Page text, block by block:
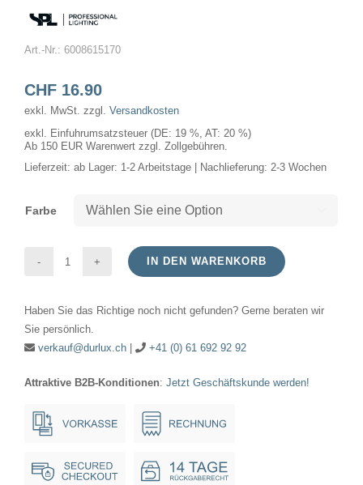
Art.-Nr.: 6008615170
CHF16.90
exkl. MwSt. zzgl. Versandkosten
exkl. Einfuhrumsatzsteuer (DE: 19 %, AT: 20 %)
Ab 150 EUR Warenwert zzgl. Zollgebühren.
Lieferzeit: ab Lager: 1-2 Arbeitstage | Nachlieferung: 2-3 Wochen
Farbe
Lamp
metal
set
2pcs
IN DEN WARENKORB
Haben Sie das Richtige noch nicht gefunden? Gerne beraten wir
Sie persönlich.
verkauf@durlux.ch| +41 (0) 61 692 92 92
Attraktive B2B-Konditionen: Jetzt Geschäftskunde werden!